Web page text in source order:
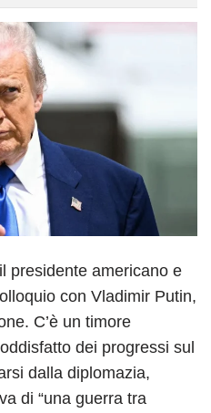
presidente americano e
con Vladimir Putin,
C’è un timore
dei progressi sul
dalla diplomazia,
di “una guerra tra